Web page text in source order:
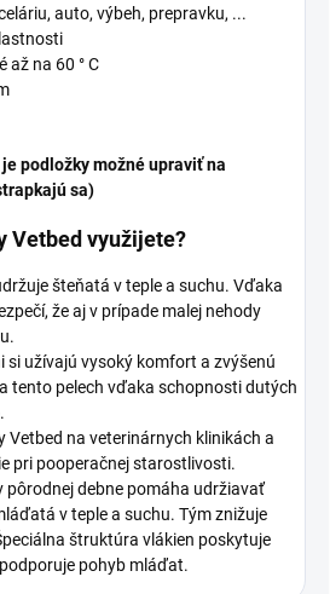
auto, výbeh, prepravku, ...
až na 60 ° C
podložky možné upraviť na
sa)
Vetbed využijete?
šteňatá v teple a suchu. Vďaka
že aj v prípade malej nehody
si užívajú vysoký komfort a zvýšenú
tento pelech vďaka schopnosti dutých
Vetbed na veterinárnych klinikách a
pri pooperačnej starostlivosti.
pôrodnej debne pomáha udržiavať
v teple a suchu. Tým znižuje
štruktúra vlákien poskytuje
pohyb mláďat.